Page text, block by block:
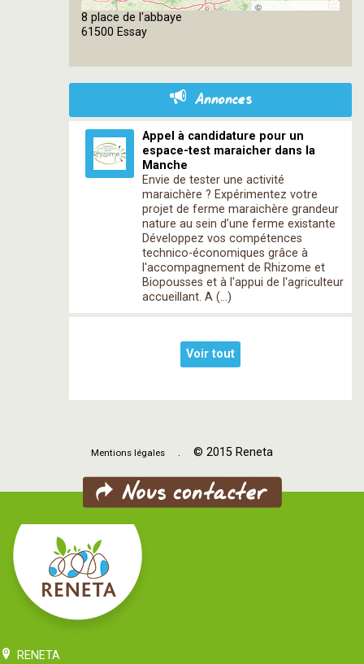
©
8 place de l'abbaye
61500 Essay
Annonces
Appel à candidature pour un
espace-test maraicher dans la
Manche
Envie de tester une activité
maraichère ? Expérimentez votre
projet de ferme maraichère grandeur
nature au sein d’une ferme existante
Développez vos compétences
technico-économiques grâce à
l'accompagnement de Rhizome et
Biopousses et à l'appui de l'agriculteur
accueillant. A (…)
Voir tout
Mentions légales . © 2015 Reneta
RENETA